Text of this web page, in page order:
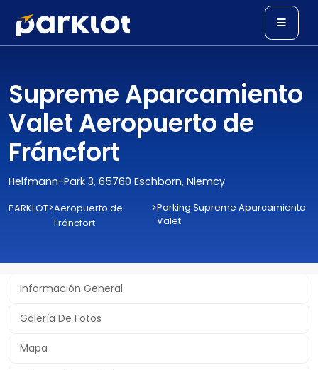
Supreme Aparcamiento
Valet Aeropuerto de
Fráncfort
Helfmann-Park 3, 65760 Eschborn, Niemcy
PARKLOT>Aeropuerto de
Fráncfort
>Parking Supreme Aparcamiento
Valet
Información General
Galería De Fotos
Mapa